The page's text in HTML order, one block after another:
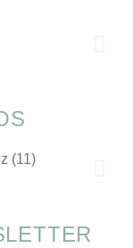
Almoços